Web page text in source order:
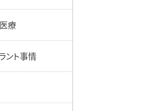
療
ント事情